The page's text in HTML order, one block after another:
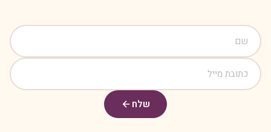
שלח